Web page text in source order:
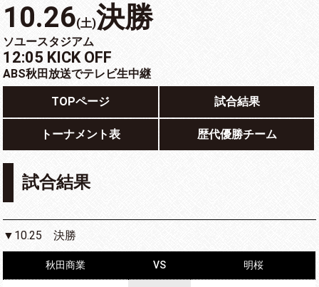
10.26(土)決勝
ソユースタジアム
12:05 KICK OFF
ABS秋田放送でテレビ生中継
TOPページ 試合結果
トーナメント表 歴代優勝チーム
試合結果
▼10.25 決勝
秋田商業 VS 明桜